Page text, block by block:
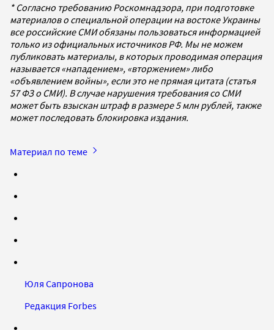
* Согласно требованию Роскомнадзора, при подготовке
материалов о специальной операции на востоке Украины
все российские СМИ обязаны пользоваться информацией
только из официальных источников РФ. Мы не можем
публиковать материалы, в которых проводимая операция
называется «нападением», «вторжением» либо
«объявлением войны», если это не прямая цитата (статья
57 ФЗ о СМИ). В случае нарушения требования со СМИ
может быть взыскан штраф в размере 5 млн рублей, также
может последовать блокировка издания.
Материал по теме
Юля Сапронова
Редакция Forbes